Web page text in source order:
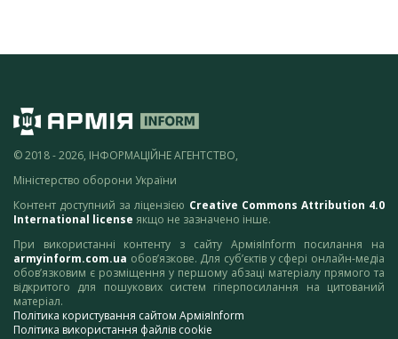
© 2018 - 2026, ІНФОРМАЦІЙНЕ АГЕНТСТВО,
Міністерство оборони України
Контент доступний за ліцензією Creative Commons Attribution 4.0
International license якщо не зазначено інше.
При використанні контенту з сайту АрміяInform посилання на
armyinform.com.ua обов’язкове. Для суб’єктів у сфері онлайн-медіа
обов’язковим є розміщення у першому абзаці матеріалу прямого та
відкритого для пошукових систем гіперпосилання на цитований
матеріал.
Політика користування сайтом АрміяInform
Політика використання файлів cookie